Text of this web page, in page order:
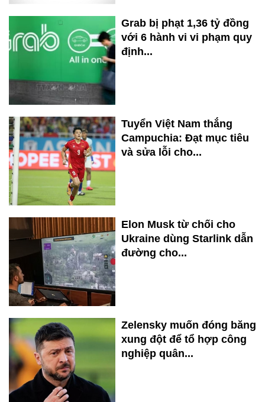
Grab bị phạt 1,36 tỷ đồng
với 6 hành vi vi phạm quy
định...
Tuyển Việt Nam thắng
Campuchia: Đạt mục tiêu
và sửa lỗi cho...
Elon Musk từ chối cho
Ukraine dùng Starlink dẫn
đường cho...
Zelensky muốn đóng băng
xung đột để tổ hợp công
nghiệp quân...